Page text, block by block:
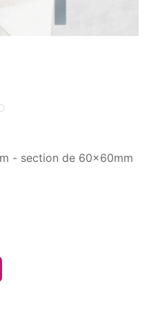
- section de 60x60mm